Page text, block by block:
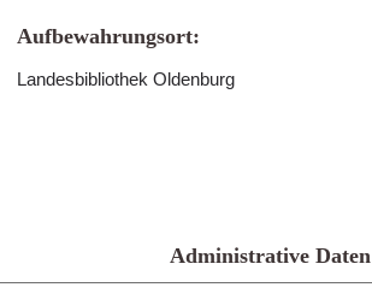
Aufbewahrungsort:
Landesbibliothek Oldenburg
Administrative Daten